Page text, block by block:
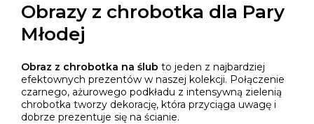
Obrazy z chrobotka dla Pary
Młodej
Obraz z chrobotka na ślub to jeden z najbardziej
efektownych prezentów w naszej kolekcji. Połączenie
czarnego, ażurowego podkładu z intensywną zielenią
chrobotka tworzy dekorację, która przyciąga uwagę i
dobrze prezentuje się na ścianie.